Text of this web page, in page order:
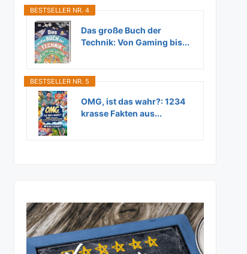
BESTSELLER NR. 4
Das große Buch der
Technik: Von Gaming bis...
BESTSELLER NR. 5
OMG, ist das wahr?: 1234
krasse Fakten aus...